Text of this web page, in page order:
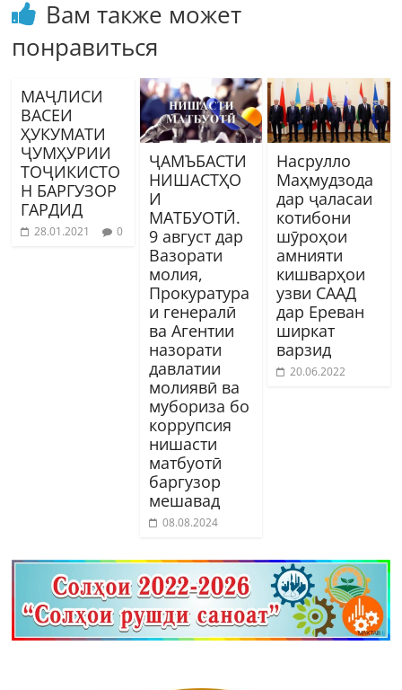
Вам также может
понравиться
МАҶЛИСИ
ВАСЕИ
ҲУКУМАТИ
ҶУМҲУРИИ
ТОҶИКИСТО
Н БАРГУЗОР
ГАРДИД
28.01.2021 0
ҶАМЪБАСТИ
НИШАСТҲО
И
МАТБУОТӢ.
9 август дар
Вазорати
молия,
Прокуратура
и генералӣ
ва Агентии
назорати
давлатии
молиявӣ ва
мубориза бо
коррупсия
нишасти
матбуотӣ
баргузор
мешавад
08.08.2024
Насрулло
Маҳмудзода
дар ҷаласаи
котибони
шӯроҳои
амнияти
кишварҳои
узви СААД
дар Ереван
ширкат
варзид
20.06.2022